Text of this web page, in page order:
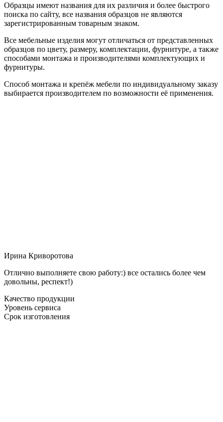
Образцы имеют названия для их различия и более быстрого
поиска по сайту, все названия образцов не являются
зарегистрированным товарным знаком.
Все мебельные изделия могут отличаться от представленных
образцов по цвету, размеру, комплектации, фурнитуре, а также
способами монтажа и производителями комплектующих и
фурнитуры.
Способ монтажа и крепёж мебели по индивидуальному заказу
выбирается производителем по возможности её применения.
Ирина Криворотова
Отлично выполняете свою работу:) все остались более чем
довольны, респект!)
Качество продукции
Уровень сервиса
Срок изготовления